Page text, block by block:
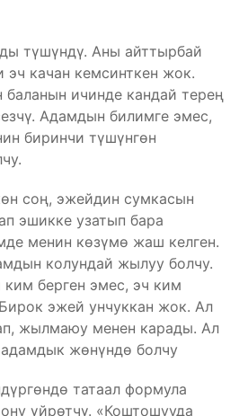
түшүндү. Аны айттырбай
эч качан кемсинткен жок.
баланын ичинде кандай терең
Адамдын билимге эмес,
биринчи түшүнгөн
соң, эжейдин сумкасын
эшикке узатып бара
менин көзүмө жаш келген.
колундай жылуу болчу.
берген эмес, эч ким
эжей унчуккан жок. Ал
жылмаюу менен карады. Ал
жөнүндө болчу
татаал формула
үйрөтчү. «Коштошууда